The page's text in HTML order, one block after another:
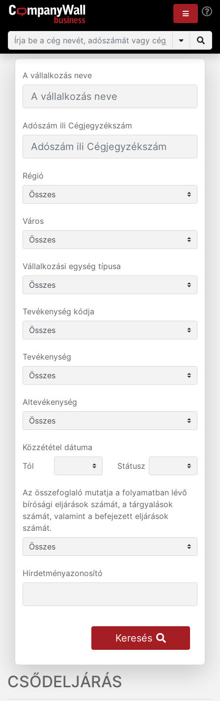
A vállalkozás neve
Adószám ili Cégjegyzékszám
Régió
Város
Vállalkozási egység típusa
Tevékenység kódja
Tevékenység
Altevékenység
Közzététel dátuma
Tól
Státusz
Az összefoglaló mutatja a folyamatban lévő
bírósági eljárások számát, a tárgyalások
számát, valamint a befejezett eljárások
számát.
Hirdetményazonosító
Keresés
CSŐDELJÁRÁS